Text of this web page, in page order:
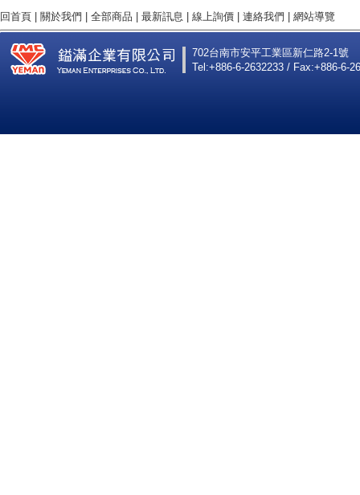
回首頁 關於我們 全部商品 最新訊息 線上詢價 連絡我們 網站導覽
702台南市安平工業區新仁路2-1號
Tel:+886-6-2632233 / Fax:+886-6-